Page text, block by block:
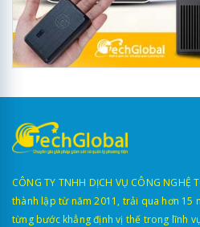
CÔNG TY TNHH DỊCH VỤ CÔNG
thành lập từ năm 2011, trải qua hơn 15
từng bước khẳng định vị thế trong lĩnh